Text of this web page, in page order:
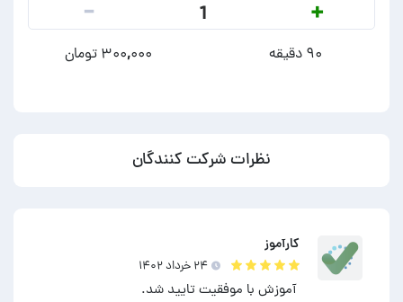
+
1
-
۹۰ دقیقه ۳۰۰,۰۰۰ تومان
نظرات شرکت کنندگان
کارآموز
۲۴ خرداد ۱۴۰۲
آموزش با موفقیت تایید شد.